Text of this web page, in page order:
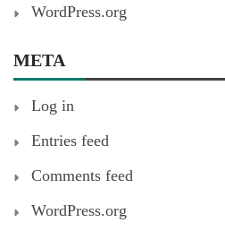
WordPress.org
META
Log in
Entries feed
Comments feed
WordPress.org